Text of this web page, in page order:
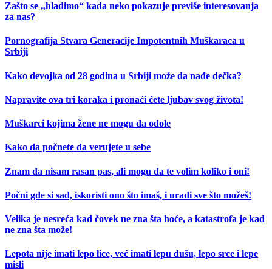
Zašto se „hladimo“ kada neko pokazuje previše interesovanja
za nas?
Pornografija Stvara Generacije Impotentnih Muškaraca u
Srbiji
Kako devojka od 28 godina u Srbiji može da nađe dečka?
Napravite ova tri koraka i pronaći ćete ljubav svog života!
Muškarci kojima žene ne mogu da odole
Kako da počnete da verujete u sebe
Znam da nisam rasan pas, ali mogu da te volim koliko i oni!
Počni gde si sad, iskoristi ono što imaš, i uradi sve što možeš!
Velika je nesreća kad čovek ne zna šta hoće, a katastrofa je kad
ne zna šta može!
Lepota nije imati lepo lice, već imati lepu dušu, lepo srce i lepe
misli